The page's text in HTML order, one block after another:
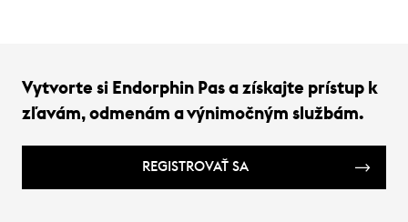
Vytvorte si Endorphin Pas a získajte prístup k
zľavám, odmenám a výnimočným službám.
REGISTROVAŤ SA